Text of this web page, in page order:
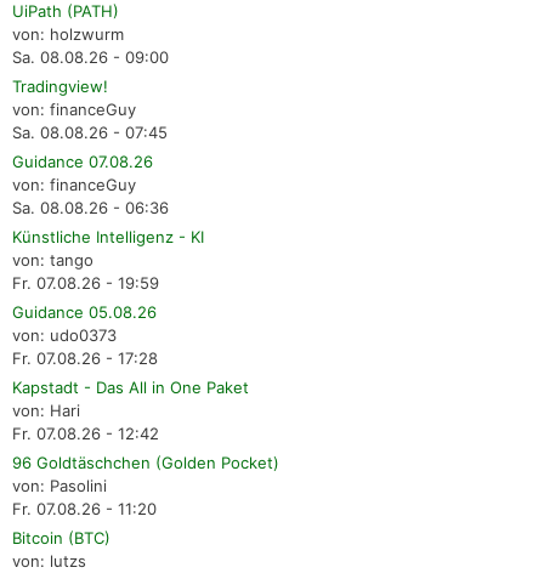
UiPath (PATH)
von: holzwurm
Sa. 08.08.26 - 09:00
Tradingview!
von: financeGuy
Sa. 08.08.26 - 07:45
Guidance 07.08.26
von: financeGuy
Sa. 08.08.26 - 06:36
Künstliche Intelligenz - KI
von: tango
Fr. 07.08.26 - 19:59
Guidance 05.08.26
von: udo0373
Fr. 07.08.26 - 17:28
Kapstadt - Das All in One Paket
von: Hari
Fr. 07.08.26 - 12:42
96 Goldtäschchen (Golden Pocket)
von: Pasolini
Fr. 07.08.26 - 11:20
Bitcoin (BTC)
von: lutzs